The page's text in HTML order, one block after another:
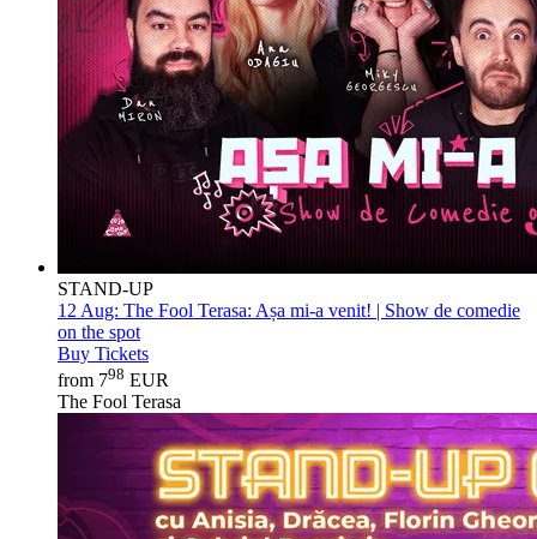
STAND-UP
12 Aug: The Fool Terasa: Așa mi-a venit! | Show de comedie
on the spot
Buy Tickets
from 798 EUR
The Fool Terasa